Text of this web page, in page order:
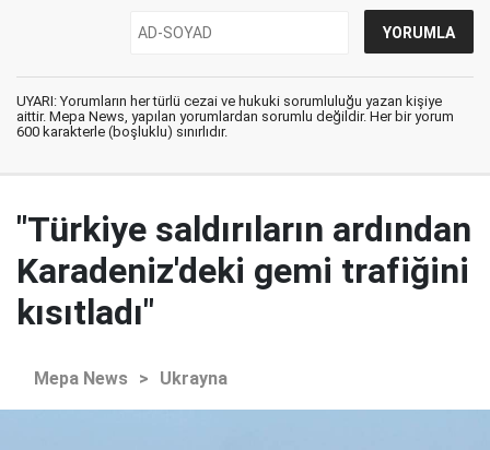
UYARI: Yorumların her türlü cezai ve hukuki sorumluluğu yazan kişiye
aittir. Mepa News, yapılan yorumlardan sorumlu değildir. Her bir yorum
600 karakterle (boşluklu) sınırlıdır.
"Türkiye saldırıların ardından
Karadeniz'deki gemi trafiğini
kısıtladı"
Mepa News > Ukrayna